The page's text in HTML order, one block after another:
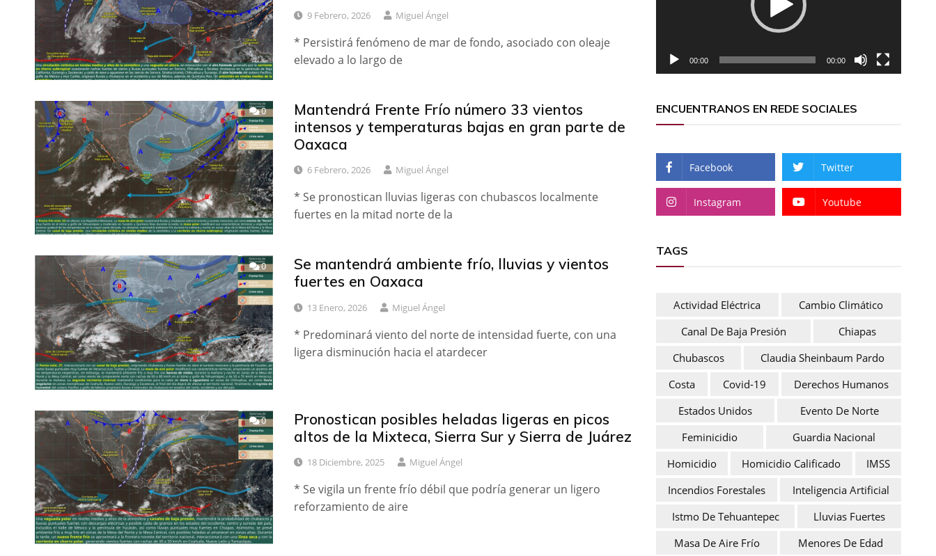
9 Febrero, 2026 Miguel Ángel
* Persistirá fenómeno de mar de fondo, asociado con oleaje
elevado a lo largo de
0
Mantendrá Frente Frío número 33 vientos
intensos y temperaturas bajas en gran parte de
Oaxaca
6 Febrero, 2026 Miguel Ángel
* Se pronostican lluvias ligeras con chubascos localmente
fuertes en la mitad norte de la
0
Se mantendrá ambiente frío, lluvias y vientos
fuertes en Oaxaca
13 Enero, 2026 Miguel Ángel
* Predominará viento del norte de intensidad fuerte, con una
ligera disminución hacia el atardecer
0
Pronostican posibles heladas ligeras en picos
altos de la Mixteca, Sierra Sur y Sierra de Juárez
18 Diciembre, 2025 Miguel Ángel
* Se vigila un frente frío débil que podría generar un ligero
reforzamiento de aire
00:00 00:00
ENCUENTRANOS EN REDE SOCIALES
Facebook Twitter
Instagram Youtube
TAGS
Actividad Eléctrica
Cambio Climático
Canal De Baja Presión
Chiapas
Chubascos
Claudia Sheinbaum Pardo
Costa
Covid-19
Derechos Humanos
Estados Unidos
Evento De Norte
Feminicidio
Guardia Nacional
Homicidio
Homicidio Calificado
IMSS
Incendios Forestales
Inteligencia Artificial
Istmo De Tehuantepec
Lluvias Fuertes
Masa De Aire Frío
Menores De Edad